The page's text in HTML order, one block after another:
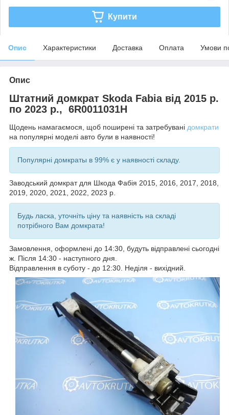
Купити
Опис Характеристики Доставка Оплата Умови
Опис
Штатний домкрат Skoda Fabia від 2015 р.
по 2023 р., 6R0011031H
Щодень намагаємося, щоб поширені та затребувані домкрати
на популярні моделі авто були в наявності!
Популярні домкраты в 99% є у наявності складу.
Заводський домкрат для Шкода Фабія 2015, 2016, 2017, 2018,
2019, 2020, 2021, 2022, 2023 р.
Будь ласка, уточніть ціну та наявність на складі
потрібного Вам домкрата!
Замовлення, оформлені до 14:30, будуть відправлені сьогодні
ж. Після 14:30 - наступного дня.
Відправлення в суботу - до 12:30. Неділя - вихідний.